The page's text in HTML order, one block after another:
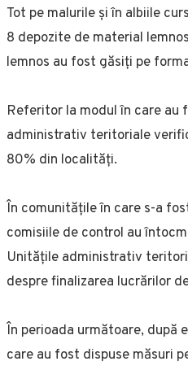
Tot pe malurile și în albiile
8 depozite de material
lemnos au fost găsiți pe
Referitor la modul în care
administrativ teritoriale
80% din localități.
În comunitățile în care s-a
comisiile de control au
Unitățile administrativ
despre finalizarea lucrărilor
În perioada următoare,
care au fost dispuse măsuri